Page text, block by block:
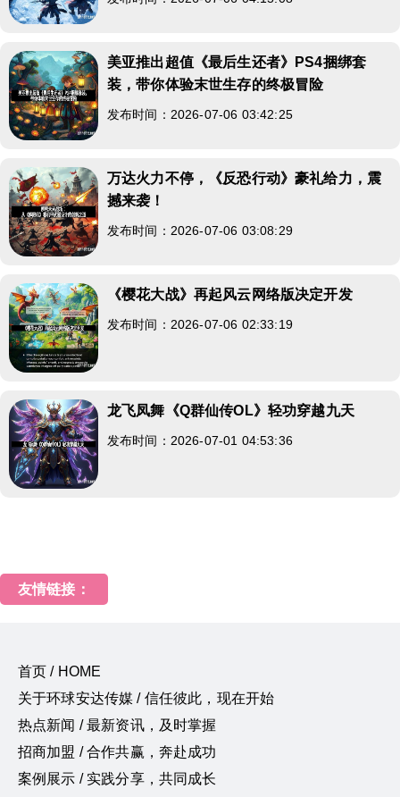
美亚推出超值《最后生还者》PS4捆绑套
装，带你体验末世生存的终极冒险
发布时间：2026-07-06 03:42:25
万达火力不停，《反恐行动》豪礼给力，震
撼来袭！
发布时间：2026-07-06 03:08:29
《樱花大战》再起风云网络版决定开发
发布时间：2026-07-06 02:33:19
龙飞凤舞《Q群仙传OL》轻功穿越九天
发布时间：2026-07-01 04:53:36
友情链接：
首页 / HOME
关于环球安达传媒 / 信任彼此，现在开始
热点新闻 / 最新资讯，及时掌握
招商加盟 / 合作共赢，奔赴成功
案例展示 / 实践分享，共同成长